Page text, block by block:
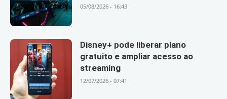
05/08/2026 - 16:43
Disney+ pode liberar plano
gratuito e ampliar acesso ao
streaming
12/07/2026 - 07:41